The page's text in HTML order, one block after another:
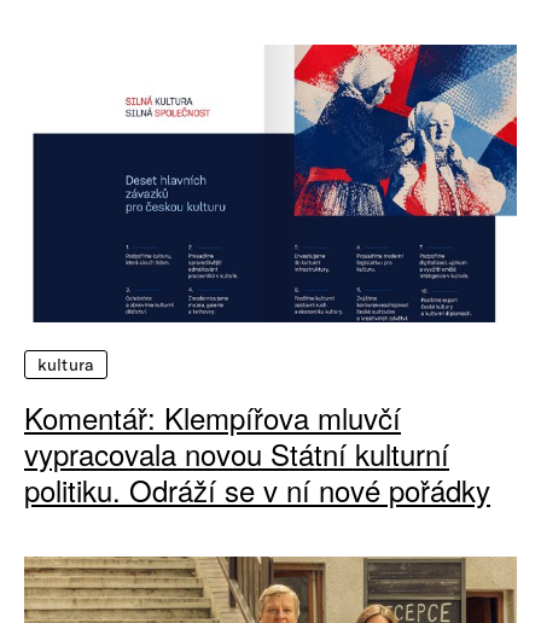
kultura
Komentář: Klempířova mluvčí
vypracovala novou Státní kulturní
politiku. Odráží se v ní nové pořádky